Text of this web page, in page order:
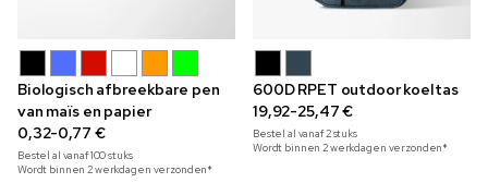
Biologisch afbreekbare pen
van maïs en papier
0,32-0,77 €
Bestel al vanaf100stuks
Wordt binnen 2 werkdagen verzonden*
600D RPET outdoor koeltas
19,92-25,47 €
Bestel al vanaf2stuks
Wordt binnen 2 werkdagen verzonden*